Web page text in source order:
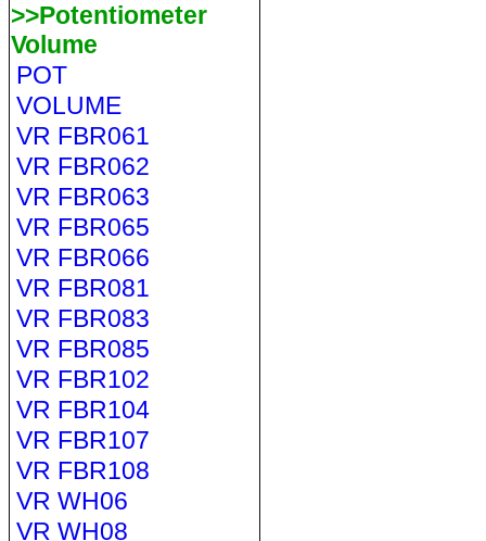
>>Potentiometer
Volume
POT
VOLUME
VR FBR061
VR FBR062
VR FBR063
VR FBR065
VR FBR066
VR FBR081
VR FBR083
VR FBR085
VR FBR102
VR FBR104
VR FBR107
VR FBR108
VR WH06
VR WH08